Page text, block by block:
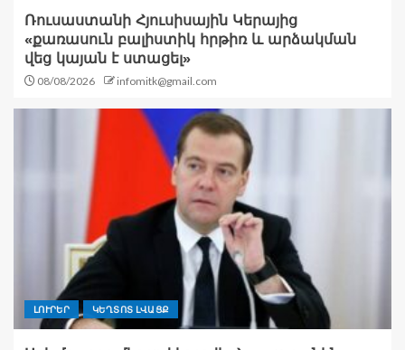
Ռուսաստանի Հյուսիսային Կերայից
«քառասուն բալիստիկ հրթիռ և արձակման
վեց կայան է ստացել»
08/08/2026 infomitk@gmail.com
ԼՈՒՐԵՐ ԿԵՂՏՈՏ ԼՎԱՑՔ